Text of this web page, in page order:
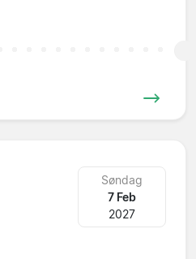
Søndag
7 Feb
2027